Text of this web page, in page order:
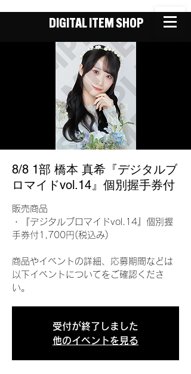
DIGITAL ITEM SHOP
8/8 1部 橋本 真希『デジタルブ
ロマイドvol.14』個別握手券付
販売商品
・『デジタルブロマイドvol.14』個別握
手券付1,700円(税込み)
商品やイベントの詳細、応募期間などは
以下イベントについてをご確認くださ
い。
受付が終了しました
他のイベントを見る